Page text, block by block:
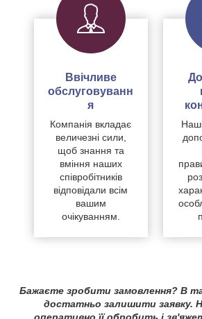
Ввічливе
обслуговуванн
я
Компанія вкладає
величезні сили,
щоб знання та
вміння наших
співробітників
відповідали всім
вашим
очікуванням.
Бажаєте зробити замовлення? В
достатньо залишити заявку.